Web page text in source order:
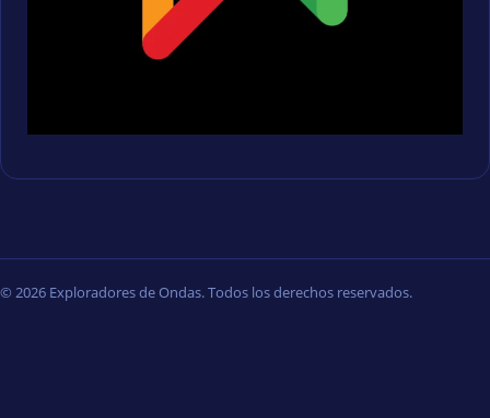
© 2026 Exploradores de Ondas. Todos los derechos reservados.